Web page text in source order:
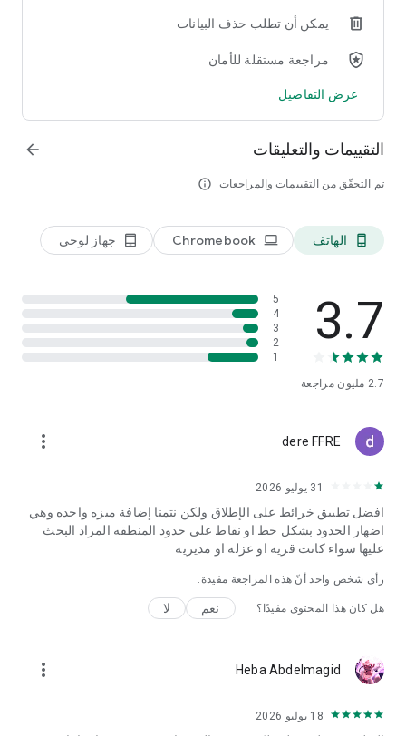
يمكن أن تطلب حذف البيانات
مراجعة مستقلة للأمان
عرض التفاصيل
التقييمات والتعليقات
تم التحقّق من التقييمات والمراجعات info_outline
arrow_forward
phone_android الهاتف laptop
Chromebook
tablet_android جهاز لوحي
3.7
2.7 مليون مراجعة
5
4
3
2
1
dere FFRE
more_vert
31 يوليو 2026
افضل تطبيق خرائط على الإطلاق ولكن نتمنا إضافة ميزه واحده وهي
اضهار الحدود بشكل خط او نقاط على حدود المنطقه المراد البحث
عليها سواء كانت قريه او عزله او مديريه
رأى شخص واحد أنّ هذه المراجعة مفيدة.
هل كان هذا المحتوى مفيدًا؟ نعم لا
Heba Abdelmagid
more_vert
18 يوليو 2026